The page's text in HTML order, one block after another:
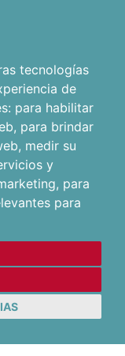
tecnologías
de
para habilitar
, para brindar
, medir su
y
, para
para